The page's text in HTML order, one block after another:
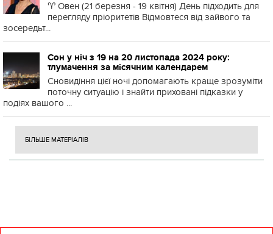
♈️ Овен (21 березня - 19 квітня) День підходить для
перегляду пріоритетів Відмовтеся від зайвого та
зосередьт...
Сон у ніч з 19 на 20 листопада 2024 року:
тлумачення за місячним календарем
Сновидіння цієї ночі допомагають краще зрозуміти
поточну ситуацію і знайти приховані підказки у
подіях вашого ...
БІЛЬШЕ МАТЕРІАЛІВ